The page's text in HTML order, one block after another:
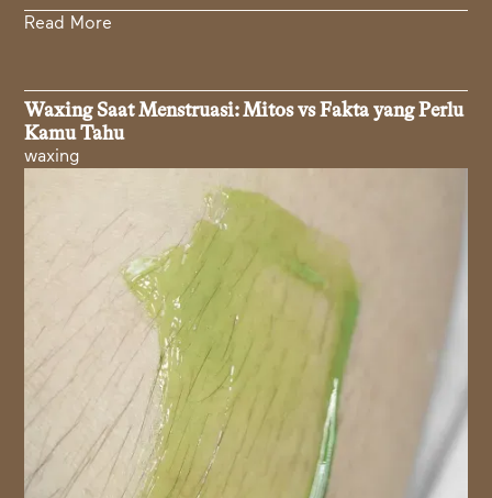
Read More
Waxing Saat Menstruasi: Mitos vs Fakta yang Perlu
Kamu Tahu
waxing